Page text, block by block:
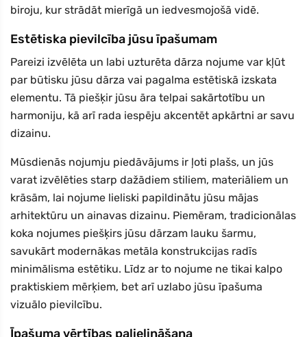
biroju, kur strādāt mierīgā un iedvesmojošā vidē.
Estētiska pievilcība jūsu īpašumam
Pareizi izvēlēta un labi uzturēta dārza nojume var kļūt
par būtisku jūsu dārza vai pagalma estētiskā izskata
elementu. Tā piešķir jūsu āra telpai sakārtotību un
harmoniju, kā arī rada iespēju akcentēt apkārtni ar savu
dizainu.
Mūsdienās nojumju piedāvājums ir ļoti plašs, un jūs
varat izvēlēties starp dažādiem stiliem, materiāliem un
krāsām, lai nojume lieliski papildinātu jūsu mājas
arhitektūru un ainavas dizainu. Piemēram, tradicionālas
koka nojumes piešķirs jūsu dārzam lauku šarmu,
savukārt modernākas metāla konstrukcijas radīs
minimālisma estētiku. Līdz ar to nojume ne tikai kalpo
praktiskiem mērķiem, bet arī uzlabo jūsu īpašuma
vizuālo pievilcību.
Īpašuma vērtības palielināšana